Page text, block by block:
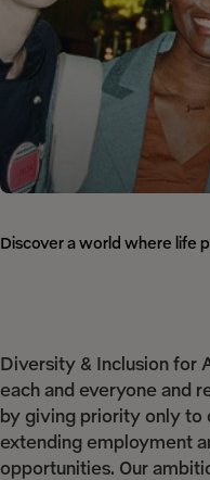
Discover a world where life
Diversity & Inclusion for
each and everyone and
by giving priority only to
extending employment
opportunities. Our